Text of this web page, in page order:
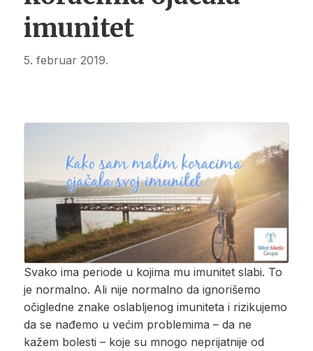
imunitet
5. februar 2019.
Svako ima periode u kojima mu imunitet slabi. To
je normalno. Ali nije normalno da ignorišemo
očigledne znake oslabljenog imuniteta i rizikujemo
da se nađemo u većim problemima – da ne
kažem bolesti – koje su mnogo neprijatnije od